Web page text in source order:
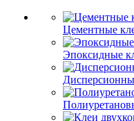
Цементные
Эпоксидные